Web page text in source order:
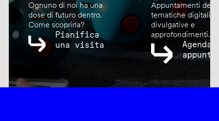
Ognuno di noi ha una
dose di futuro dentro.
Come scoprirla?
Pianifica
una visita
Appuntamenti
tematiche digitali,
divulgative e
approfondimenti.
Agenda